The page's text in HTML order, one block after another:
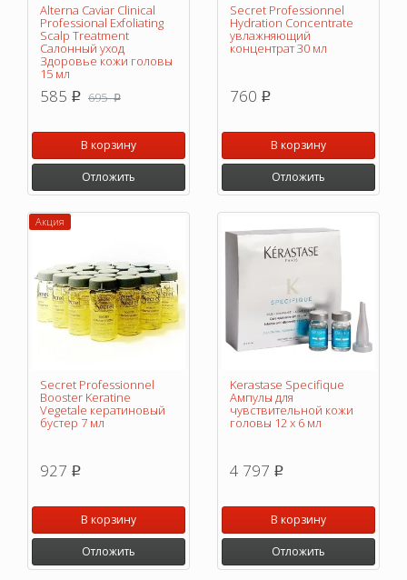
Alterna Caviar Clinical
Professional Exfoliating
Scalp Treatment
Салонный уход
Здоровье кожи головы
15 мл
585 p 695 p
В корзину
Отложить
Secret Professionnel
Hydration Concentrate
увлажняющий
концентрат 30 мл
760 p
В корзину
Отложить
Акция
Secret Professionnel
Booster Keratine
Vegetale кератиновый
бустер 7 мл
927 p
В корзину
Отложить
Kerastase Specifique
Ампулы для
чувствительной кожи
головы 12 х 6 мл
4 797 p
В корзину
Отложить